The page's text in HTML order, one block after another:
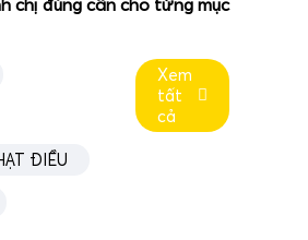
chị đúng cân cho từng mục
ĐIỀU
Xem
tất
cả